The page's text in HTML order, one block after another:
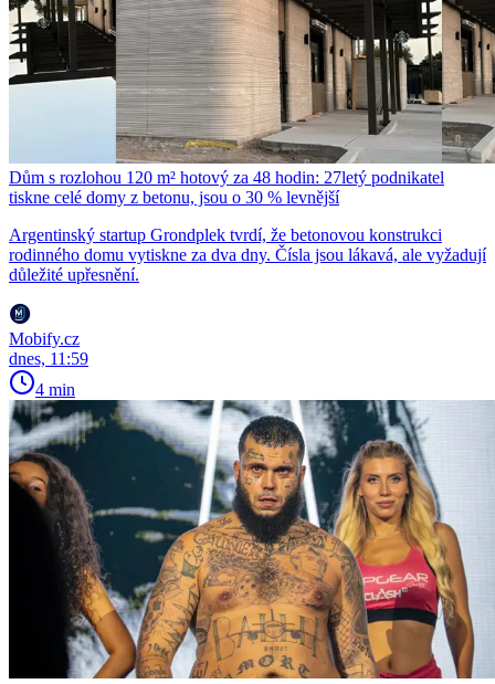
Dům s rozlohou 120 m² hotový za 48 hodin: 27letý podnikatel
tiskne celé domy z betonu, jsou o 30 % levnější
Argentinský startup Grondplek tvrdí, že betonovou konstrukci
rodinného domu vytiskne za dva dny. Čísla jsou lákavá, ale vyžadují
důležité upřesnění.
Mobify.cz
dnes, 11:59
4 min